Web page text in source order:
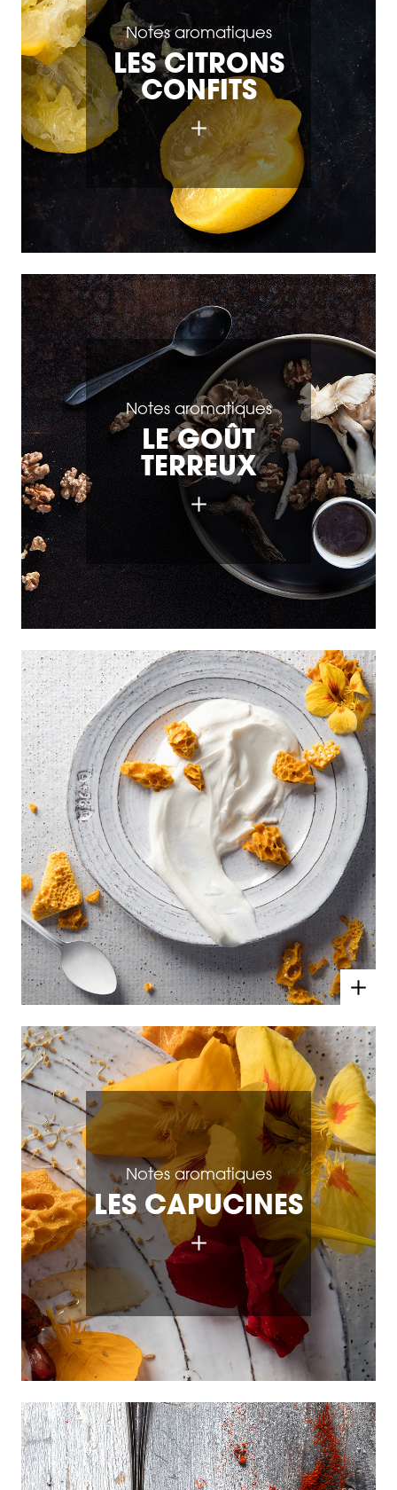
Notes aromatiques
LES CITRONS
CONFITS
Notes aromatiques
LE GOÛT
TERREUX
Notes aromatiques
LES CAPUCINES